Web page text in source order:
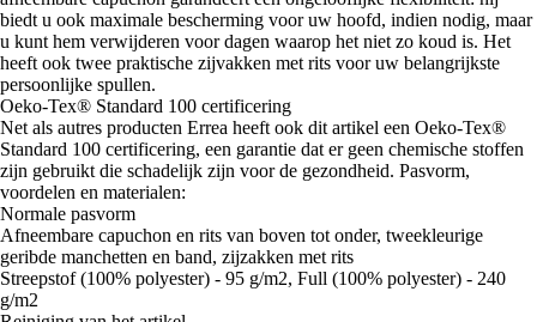
biedt u ook maximale bescherming voor uw hoofd, indien nodig, maar
u kunt hem verwijderen voor dagen waarop het niet zo koud is. Het
heeft ook twee praktische zijvakken met rits voor uw belangrijkste
persoonlijke spullen.
Oeko-Tex® Standard 100 certificering
Net als autres producten Errea heeft ook dit artikel een Oeko-Tex®
Standard 100 certificering, een garantie dat er geen chemische stoffen
zijn gebruikt die schadelijk zijn voor de gezondheid. Pasvorm,
voordelen en materialen:
Normale pasvorm
Afneembare capuchon en rits van boven tot onder, tweekleurige
geribde manchetten en band, zijzakken met rits
Streepstof (100% polyester) - 95 g/m2, Full (100% polyester) - 240
g/m2